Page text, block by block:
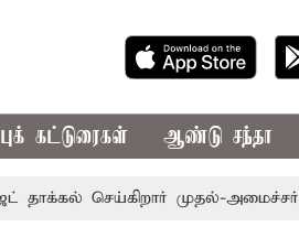
கட்டுரைகள் ஆண்டு சந்தா
செய்கிறார் முதல்-அமைச்சர் ரங்கசாமி